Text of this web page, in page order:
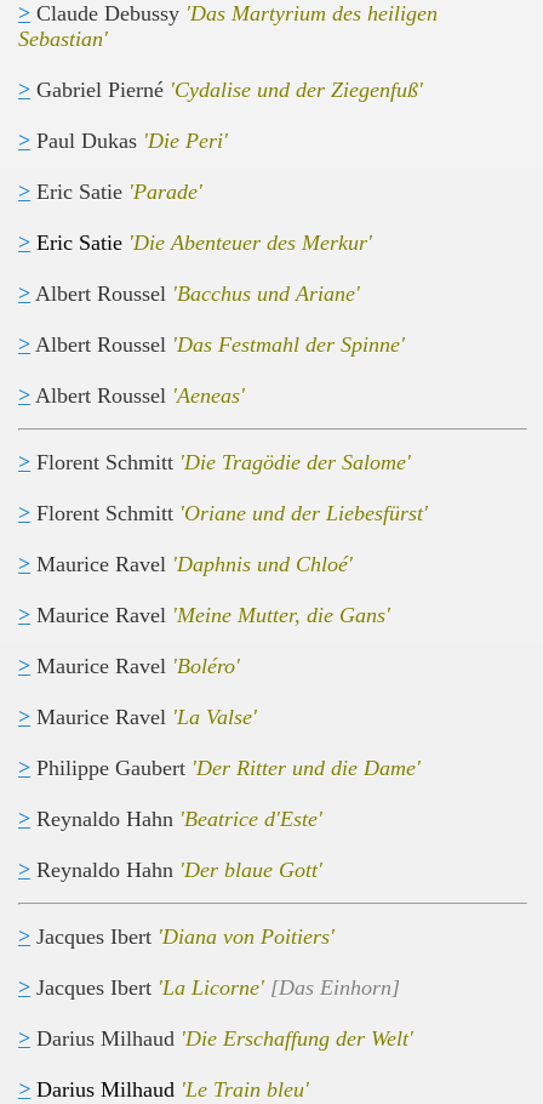
> Claude Debussy 'Das Martyrium des heiligen
Sebastian'
> Gabriel Pierné 'Cydalise und der Ziegenfuß'
> Paul Dukas 'Die Peri'
> Eric Satie 'Parade'
> Eric Satie 'Die Abenteuer des Merkur'
> Albert Roussel 'Bacchus und Ariane'
> Albert Roussel 'Das Festmahl der Spinne'
> Albert Roussel 'Aeneas'
> Florent Schmitt 'Die Tragödie der Salome'
> Florent Schmitt 'Oriane und der Liebesfürst'
> Maurice Ravel 'Daphnis und Chloé'
> Maurice Ravel 'Meine Mutter, die Gans'
> Maurice Ravel 'Boléro'
> Maurice Ravel 'La Valse'
> Philippe Gaubert 'Der Ritter und die Dame'
> Reynaldo Hahn 'Beatrice d'Este'
> Reynaldo Hahn 'Der blaue Gott'
> Jacques Ibert 'Diana von Poitiers'
> Jacques Ibert 'La Licorne' [Das Einhorn]
> Darius Milhaud 'Die Erschaffung der Welt'
> Darius Milhaud 'Le Train bleu'